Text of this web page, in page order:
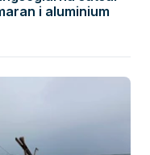
i aluminium